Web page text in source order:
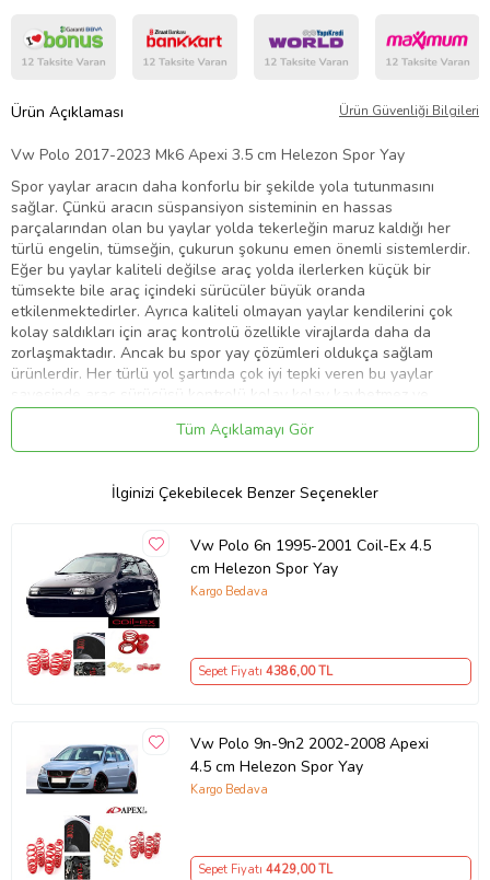
Ürün Açıklaması Ürün Güvenliği Bilgileri
Vw Polo 2017-2023 Mk6 Apexi 3.5 cm Helezon Spor Yay
Spor yaylar aracın daha konforlu bir şekilde yola tutunmasını
sağlar. Çünkü aracın süspansiyon sisteminin en hassas
parçalarından olan bu yaylar yolda tekerleğin maruz kaldığı her
türlü engelin, tümseğin, çukurun şokunu emen önemli sistemlerdir.
Eğer bu yaylar kaliteli değilse araç yolda ilerlerken küçük bir
tümsekte bile araç içindeki sürücüler büyük oranda
etkilenmektedirler. Ayrıca kaliteli olmayan yaylar kendilerini çok
kolay saldıkları için araç kontrolü özellikle virajlarda daha da
zorlaşmaktadır. Ancak bu spor yay çözümleri oldukça sağlam
ürünlerdir. Her türlü yol şartında çok iyi tepki veren bu yaylar
sayesinde araç sürücüsü kontrolü kolay kolay kaybetmez ve
virajlara daha sağlam bir şekilde girer. Helezon yay olarak da
tanımlanabilen spor yay türleri çok farklı renklerde üretilmektedir.
Bu yaylarda kullanılan malzeme kalitesi en üst seviyededir. Birçok
garantisi vermektedir ki bu çok önemlidir. Alt takım denen ve
görünen ve hızlandıkça yere oturan araçlar elde edebileceksiniz.
FİRMAMİZDA DİGER MARKA ARACLAR İCİN SPOİLER,BODY KİT,
FAR STOP VE DİGER TUNİNG AKSESUAR ÇESİTLERİ BULUNUR.
LÜTFEN MAGAZAMİZİ GEZİN
Ürün Kodu:kcm40005859
Tüm Açıklamayı Gör
İlginizi Çekebilecek Benzer Seçenekler
Vw Polo 6n 1995-2001 Coil-Ex 4.5
cm Helezon Spor Yay
Kargo Bedava
Sepet Fiyatı 4386,00 TL
Vw Polo 9n-9n2 2002-2008 Apexi
4.5 cm Helezon Spor Yay
Kargo Bedava
Sepet Fiyatı 4429,00 TL